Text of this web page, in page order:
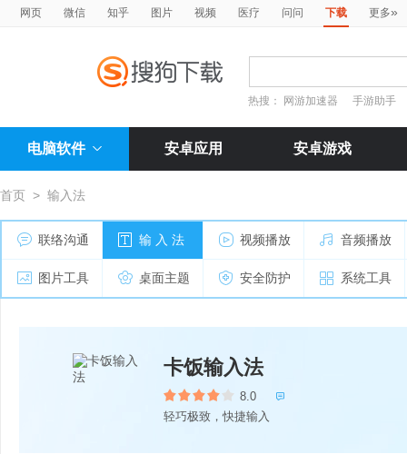
网页 微信 知乎 图片 视频 医疗 问问 下载 更多»
热搜： 网游加速器 手游助手
电脑软件 安卓应用 安卓游戏
首页 > 输入法
联络沟通 输 入 法 视频播放 音频播放
图片工具 桌面主题 安全防护 系统工具
卡饭输入法
8.0 
轻巧极致，快捷输入